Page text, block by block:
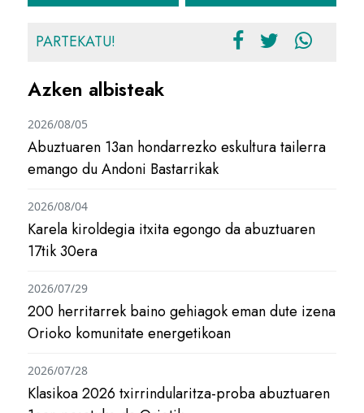
PARTEKATU!
Azken albisteak
Abuztuaren 13an hondarrezko eskultura tailerra
emango du Andoni Bastarrikak
2026/08/05
Karela kiroldegia itxita egongo da abuztuaren
17tik 30era
2026/08/04
200 herritarrek baino gehiagok eman dute izena
Orioko komunitate energetikoan
2026/07/29
Klasikoa 2026 txirrindularitza-proba abuztuaren
2026/07/28